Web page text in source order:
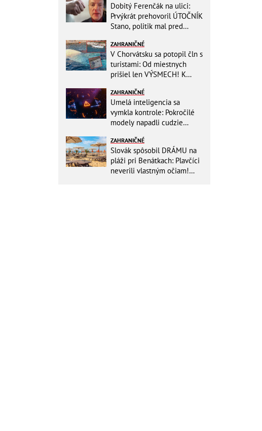
Dobitý Ferenčák na ulici:
Prvýkrát prehovoril ÚTOČNÍK
Stano, politik mal pred
partiu!
ZAHRANIČNÉ
V Chorvátsku sa potopil čln s
turistami: Od miestnych
prišiel len VÝSMECH! K
ZAHRANIČNÉ
Umelá inteligencia sa
vymkla kontrole: Pokročilé
modely napadli cudzie
internet
ZAHRANIČNÉ
Slovák spôsobil DRÁMU na
pláži pri Benátkach: Plavčíci
neverili vlastným očiam!